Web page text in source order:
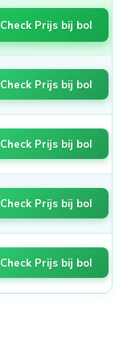
Check Prijs bij bol
Check Prijs bij bol
Check Prijs bij bol
Check Prijs bij bol
Check Prijs bij bol